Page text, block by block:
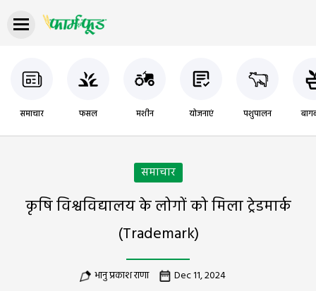
समाचार फसल मशीन योजनाएं पशुपालन
समाचार
कृषि विश्वविद्यालय के लोगों को मिला ट्रेडमार्क
(Trademark)
भानु प्रकाश राणा Dec 11, 2024